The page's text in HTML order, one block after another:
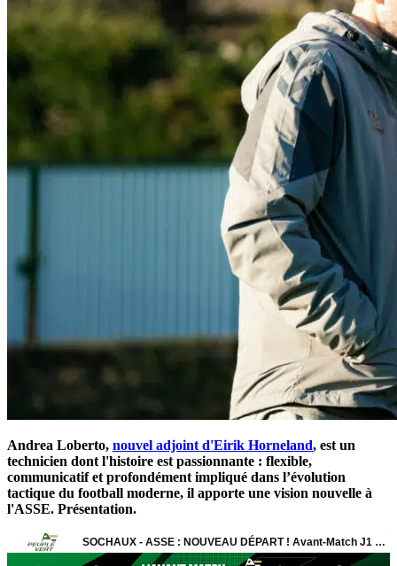
Andrea Loberto, nouvel adjoint d'Eirik Horneland, est un
technicien dont l'histoire est passionnante : flexible,
communicatif et profondément impliqué dans l’évolution
tactique du football moderne, il apporte une vision nouvelle à
l'ASSE. Présentation.